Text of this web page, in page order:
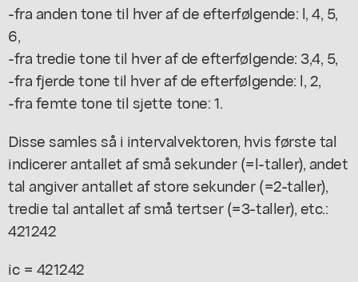
-fra anden tone til hver af de efterfølgende: l, 4, 5,
6,
-fra tredie tone til hver af de efterfølgende: 3,4, 5,
-fra fjerde tone til hver af de efterfølgende: l, 2,
-fra femte tone til sjette tone: 1.
Disse samles så i intervalvektoren, hvis første tal
indicerer antallet af små sekunder (=l-taller), andet
tal angiver antallet af store sekunder (=2-taller),
tredie tal antallet af små tertser (=3-taller), etc.:
421242
ic = 421242